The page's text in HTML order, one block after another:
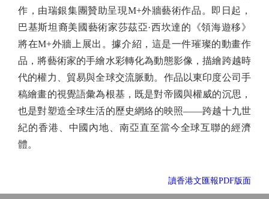
作，由瑞銀集團贊助呈現M+外牆藝術作品。即日起，
巴基斯坦裔美國藝術家莎茲亞·西坎達的《領海遊移》
將在M+外牆上展出。據介紹，這是一件璀璨的動畫作
品，將藝術家的手繪水彩轉化為動態影像，描繪跨越時
代的權力、貿易與全球交流脈動。作品以東印度公司手
稿繪畫的視覺語彙為根基，既是對帝國與權威的沉思，
也是對塑造全球生活的歷史網絡的映照——跨越十九世
紀的香港、中國內地、南亞直至當今全球互聯的經濟
體。
讀香港文匯報PDF版面